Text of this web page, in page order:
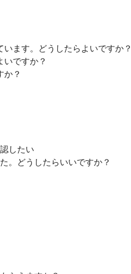
ます。どうしたらよいですか？
いですか？
か？
したい
。どうしたらいいですか？